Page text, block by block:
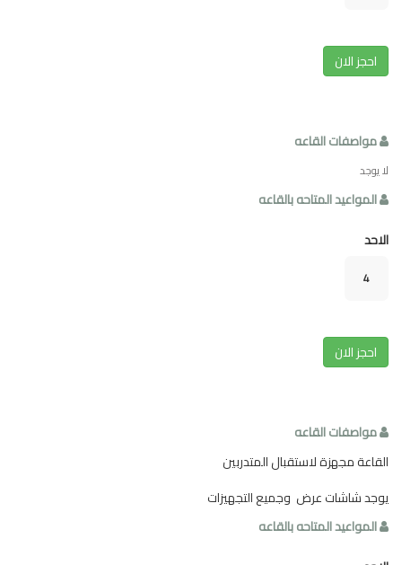
احجز الان
مواصفات القاعه
لا يوجد
المواعيد المتاحه بالقاعه
الاحد
4
احجز الان
مواصفات القاعه
القاعة مجهزة لاستقبال المتدربين
يوجد شاشات عرض وجميع التجهيزات
المواعيد المتاحه بالقاعه